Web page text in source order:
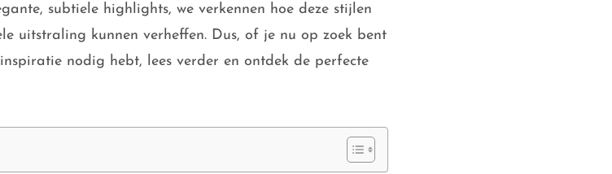
subtiele highlights, we verkennen hoe deze stijlen
uitstraling kunnen verheffen. Dus, of je nu op zoek bent
nodig hebt, lees verder en ontdek de perfecte